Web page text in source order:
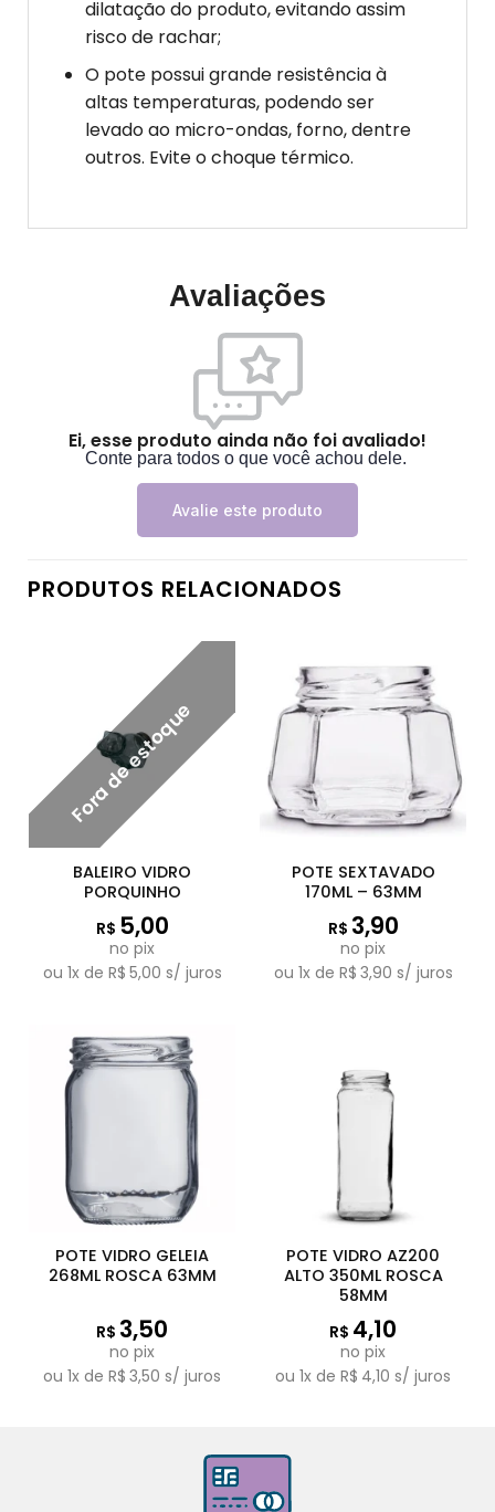
dilatação do produto, evitando assim
risco de rachar;
O pote possui grande resistência à
altas temperaturas, podendo ser
levado ao micro-ondas, forno, dentre
outros. Evite o choque térmico.
Avaliações
Ei, esse produto ainda não foi avaliado!
Conte para todos o que você achou dele.
Avalie este produto
PRODUTOS RELACIONADOS
Fora de estoque
BALEIRO VIDRO
PORQUINHO
R$ 5,00
no pix
ou 1x de R$ 5,00 s/ juros
POTE SEXTAVADO
170ML – 63MM
R$ 3,90
no pix
ou 1x de R$ 3,90 s/ juros
POTE VIDRO GELEIA
268ML ROSCA 63MM
R$ 3,50
no pix
ou 1x de R$ 3,50 s/ juros
POTE VIDRO AZ200
ALTO 350ML ROSCA
58MM
R$ 4,10
no pix
ou 1x de R$ 4,10 s/ juros